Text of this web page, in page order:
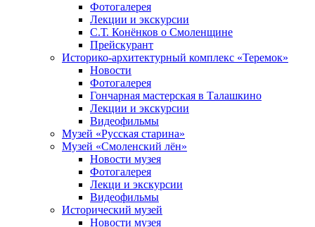
Фотогалерея
Лекции и экскурсии
С.Т. Конёнков о Смоленщине
Прейскурант
Историко-архитектурный комплекс «Теремок»
Новости
Фотогалерея
Гончарная мастерская в Талашкино
Лекции и экскурсии
Видеофильмы
Музей «Русская старина»
Музей «Смоленский лён»
Новости музея
Фотогалерея
Лекци и экскурсии
Видеофильмы
Исторический музей
Новости музея